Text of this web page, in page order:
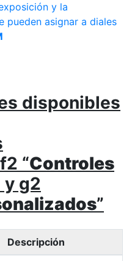
y la
pueden asignar a diales
disponibles
“Controles
y g2
”
Descripción